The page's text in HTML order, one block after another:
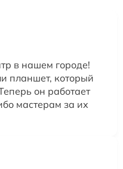
в нашем городе!
планшет, который
он работает
мастерам за их